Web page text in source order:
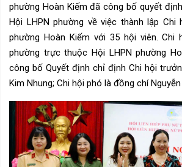
phường Hoàn Kiếm đã công bố quyết
Hội LHPN phường về việc thành lập Chi
phường Hoàn Kiếm với 35 hội viên. Chi
phường trực thuộc Hội LHPN phường
công bố Quyết định chỉ định Chi hội
Kim Nhung; Chi hội phó là đồng chí